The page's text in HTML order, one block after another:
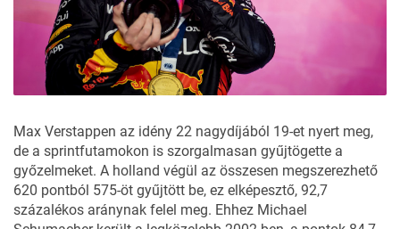
Max Verstappen az idény 22 nagydíjából 19-et nyert meg,
de a sprintfutamokon is szorgalmasan gyűjtögette a
győzelmeket. A holland végül az összesen megszerezhető
620 pontból 575-öt gyűjtött be, ez elképesztő, 92,7
százalékos aránynak felel meg. Ehhez Michael